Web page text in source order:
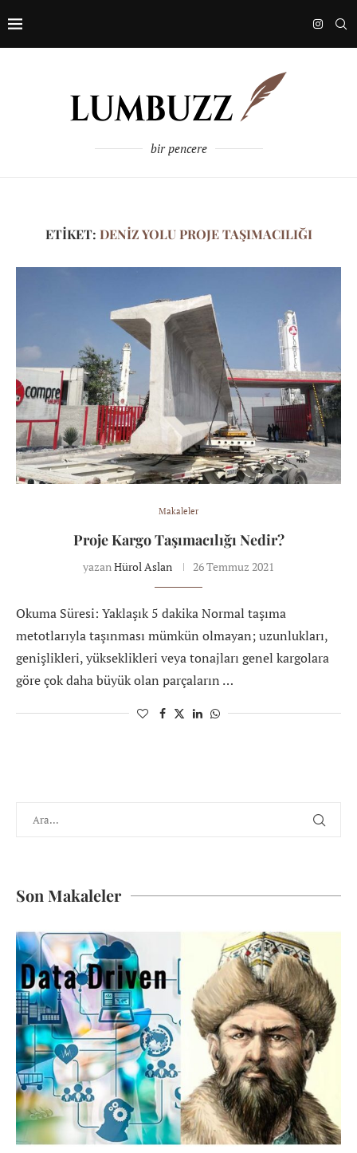
bir pencere
ETIKET: DENIZ YOLU PROJE TAŞIMACILIĞI
Makaleler
Proje Kargo Taşımacılığı Nedir?
yazanHürol Aslan 26 Temmuz 2021
Okuma Süresi: Yaklaşık 5 dakika Normal taşıma
metotlarıyla taşınması mümkün olmayan; uzunlukları,
genişlikleri, yükseklikleri veya tonajları genel kargolara
göre çok daha büyük olan parçaların …
Son Makaleler